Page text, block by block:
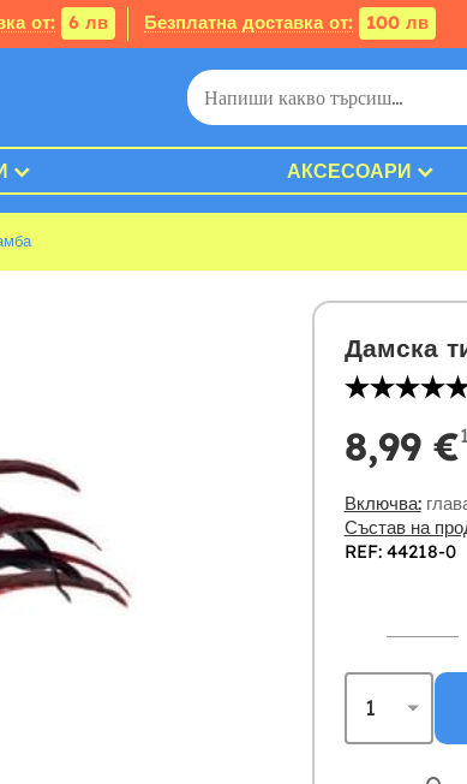
от: 6 лв Безплатна доставка от: 100 лв
АКСЕСОАРИ
Дамска
8,99 €
Включва:
Състав на
REF: 44218-0